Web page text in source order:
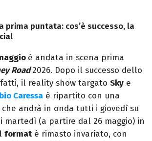
prima puntata: cos’è successo, la
è andata in scena prima
Road 2026. Dopo il successo dello
il reality show targato Sky e
Caressa è ripartito con una
che andrà in onda tutti i giovedì su
martedì (a partire dal 26 maggio) in
formatè rimasto invariato, con